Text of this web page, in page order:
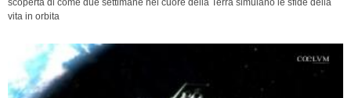
vita in orbita